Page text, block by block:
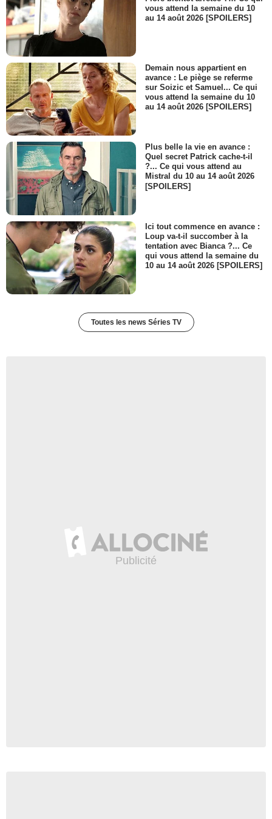
vous attend la semaine du 10
au 14 août 2026 [SPOILERS]
Demain nous appartient en
avance : Le piège se referme
sur Soizic et Samuel... Ce qui
vous attend la semaine du 10
au 14 août 2026 [SPOILERS]
Plus belle la vie en avance :
Quel secret Patrick cache-t-il
?... Ce qui vous attend au
Mistral du 10 au 14 août 2026
[SPOILERS]
Ici tout commence en avance :
Loup va-t-il succomber à la
tentation avec Bianca ?... Ce
qui vous attend la semaine du
10 au 14 août 2026 [SPOILERS]
Toutes les news Séries TV